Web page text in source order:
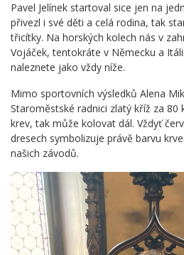
Pavel Jelínek startoval sice jen na
přivezl i své děti a celá rodina, tak
třicítky. Na horských kolech nás v
Vojáček, tentokráte v Německu a
naleznete jako vždy níže.
Mimo sportovních výsledků Alena
Staroměstské radnici zlatý kříž za 80
krev, tak může kolovat dál. Vždyť
dresech symbolizuje právě barvu
našich závodů.